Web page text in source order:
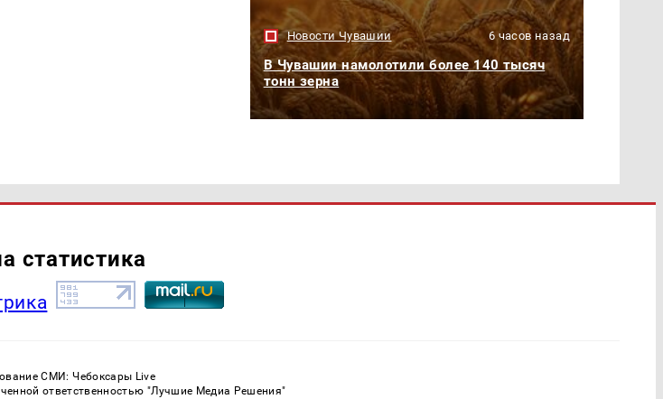
Новости Чувашии 6 часов назад
В Чувашии намолотили более 140 тысяч
тонн зерна
статистика
СМИ: Чебоксары Live
ответственностью "Лучшие Медиа Решения"